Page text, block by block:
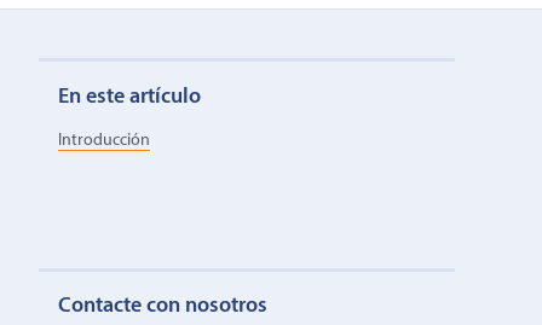
En este artículo
Introducción
Contacte con nosotros